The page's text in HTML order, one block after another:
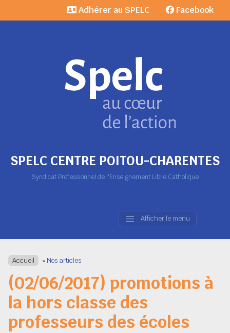
SPELC CENTRE POITOU-CHARENTES
Syndicat Professionnel de l'Enseignement Libre Catholique
Adhérer au SPELC Facebook
Afficher le menu
Accueil » Nos articles
(02/06/2017) promotions à
la hors classe des
professeurs des écoles